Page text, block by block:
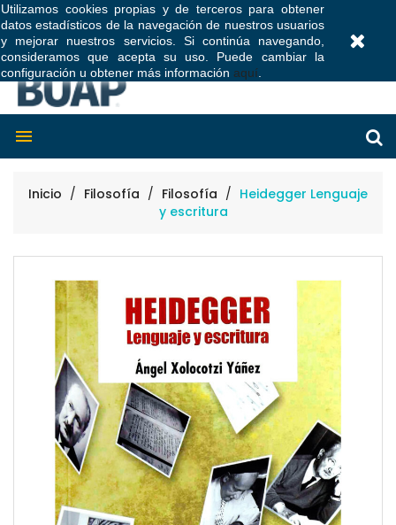
Utilizamos cookies propias y de terceros para obtener
datos estadísticos de la navegación de nuestros usuarios
y mejorar nuestros servicios. Si continúa navegando,
consideramos que acepta su uso. Puede cambiar la
configuración u obtener más información aquí

Inicio Filosofía Filosofía
Heidegger Lenguaje
y escritura